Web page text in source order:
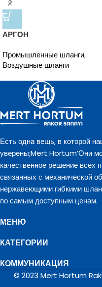
АРГОН
Промышленные шланги,
Воздушные шланги
Есть одна вещь, в которой
уверены;Mert Hortum’Они
качественное решение всех
связанных с механической
нержавеющими гибкими
по самым доступным ценам.
МЕНЮ
КАТЕГОРИИ
КОММУНИКАЦИЯ
© 2023 Mert Hortum